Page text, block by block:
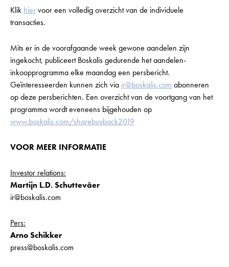
Klik hiervoor een volledig overzicht van de individuele
transacties.
Mits er in de voorafgaande week gewone aandelen zijn
ingekocht, publiceert Boskalis gedurende het aandelen-
inkoopprogramma elke maandag een persbericht.
Geïnteresseerden kunnen zich via ir@boskalis.com abonneren
op deze persberichten. Een overzicht van de voortgang van het
programma wordt eveneens bijgehouden op
www.boskalis.com/sharebuyback2019
VOOR MEER INFORMATIE
Investor relations:
Martijn L.D. Schuttevâer
ir@boskalis.com
Pers:
Arno Schikker
press@boskalis.com